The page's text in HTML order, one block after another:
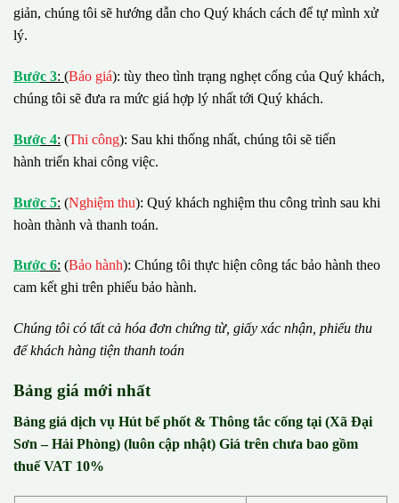
giản, chúng tôi sẽ hướng dẫn cho Quý khách cách để tự mình xử
lý.
Bước 3: (Báo giá): tùy theo tình trạng nghẹt cống của Quý khách,
chúng tôi sẽ đưa ra mức giá hợp lý nhất tới Quý khách.
Bước 4: (Thi công): Sau khi thống nhất, chúng tôi sẽ tiến
hành triển khai công việc.
Bước 5: (Nghiệm thu): Quý khách nghiệm thu công trình sau khi
hoàn thành và thanh toán.
Bước 6: (Bảo hành): Chúng tôi thực hiện công tác bảo hành theo
cam kết ghi trên phiếu bảo hành.
Chúng tôi có tất cả hóa đơn chứng từ, giấy xác nhận, phiếu thu
đểkhách hàng tiện thanh toán
Bảng giá mới nhất
Bảng giá dịch vụ Hút bể phốt & Thông tắc cống tại (Xã Đại
Sơn – Hải Phòng) (luôn cập nhật) Giá trên chưa bao gồm
thuế VAT 10%